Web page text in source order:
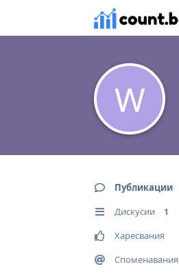
W
Публикации
Дискусии 1
Харесвания
Споменавания